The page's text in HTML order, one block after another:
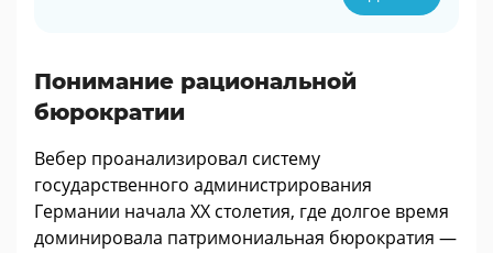
Понимание рациональной
бюрократии
Вебер проанализировал систему
государственного администрирования
Германии начала ХХ столетия, где долгое время
доминировала патримониальная бюрократия —